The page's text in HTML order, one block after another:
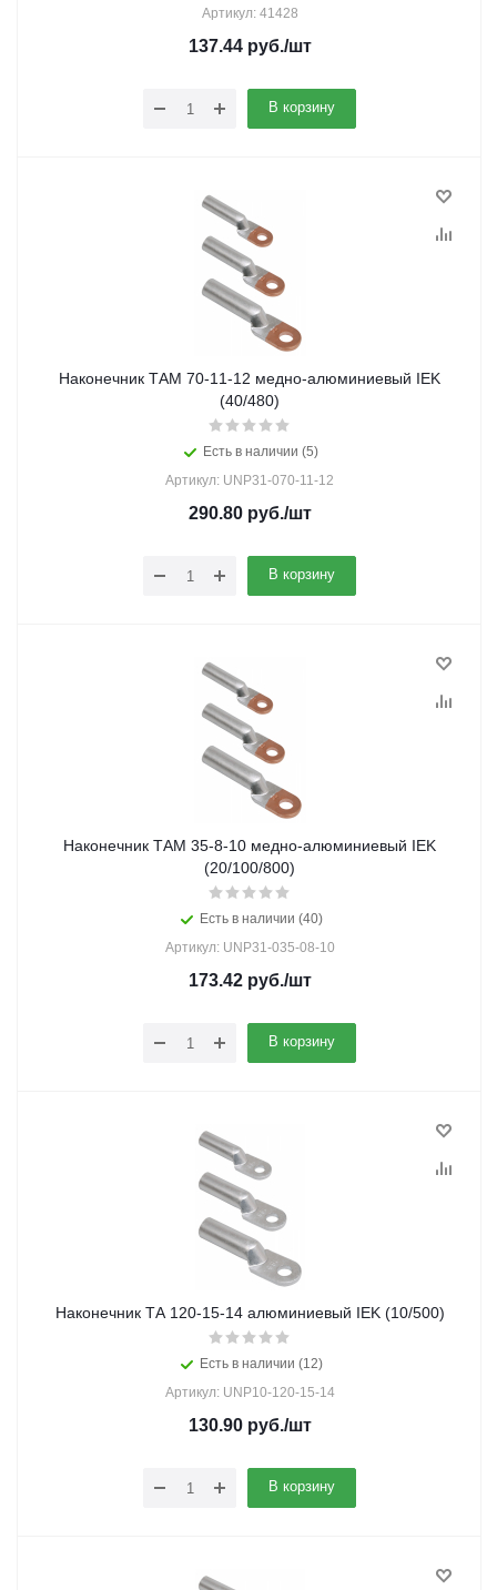
Артикул: 41428
137.44руб./шт
В корзину
Наконечник ТАМ 70-11-12 медно-алюминиевый IEK
(40/480)
Есть в наличии (5)
Артикул: UNP31-070-11-12
290.80руб./шт
В корзину
Наконечник ТАМ 35-8-10 медно-алюминиевый IEK
(20/100/800)
Есть в наличии (40)
Артикул: UNP31-035-08-10
173.42руб./шт
В корзину
Наконечник ТА 120-15-14 алюминиевый IEK (10/500)
Есть в наличии (12)
Артикул: UNP10-120-15-14
130.90руб./шт
В корзину